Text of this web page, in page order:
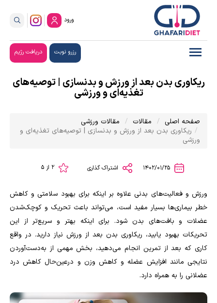
ورود
رزرو نوبت دریافت رژیم
ریکاوری بدن بعد از ورزش و بدنسازی | توصیه‌های
تغذیه‌ای و ورزشی
صفحه اصلی مقالات
مقالات ورزشی
ریکاوری بدن بعد از ورزش و بدنسازی | توصیه‌های تغذیه‌ای و
ورزشی
اشتراک گذاری
ورزش و فعالیت‌های بدنی علاوه بر اینکه برای بهبود سلامتی و کاهش
خطر بیماری‌ها بسیار مفید است، می‌تواند باعث تحریک و کوچک‌شدن
عضلات و بافت‌های بدن شود. برای اینکه بهتر و سریع‌تر از این
تحریکات بهبود یابید، ریکاوری بدن بعد از ورزش نیاز دارید. در واقع
کاری که بعد از تمرین انجام می‌دهید، بخش مهمی از به‌دست‌آوردن
نتایجی مانند افزایش عضله و کاهش وزن و درعین‌حال کاهش درد
عضلانی را به همراه دارد.